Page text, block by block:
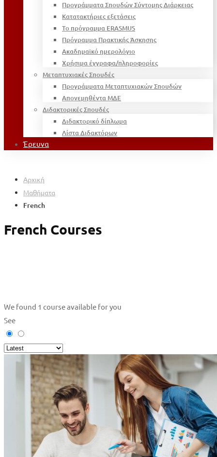
Προγράμματα Σπουδών Σύντομης Διάρκειας
Κατατακτήριες εξετάσεις
Το πρόγραμμα ERASMUS
Πρόγραμμα Πρακτικής Άσκησης
Ακαδημαϊκό ημερολόγιο
Χρήσιμα έγγραφα/πληροφορίες
Μεταπτυχιακές Σπουδές
Προγράμματα Μεταπτυχιακών Σπουδών
Απονεμηθέντα ΜΔΕ
Διδακτορικές Σπουδές
Διδακτορικό δίπλωμα
Λίστα Διδακτόρων
Έρευνα
Αρχική
Μαθήματα
French
French Courses
We found 1 course available for you
See